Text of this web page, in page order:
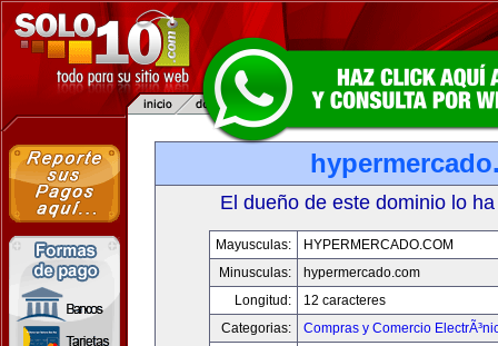
El dueño de este dominio lo
Mayusculas:
HYPERMERCADO.COM
Minusculas:
hypermercado.com
Longitud:
12 caracteres
Categorias:
Compras y Comercio